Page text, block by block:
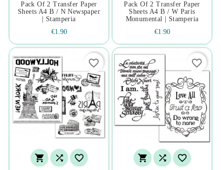
Pack Of 2 Transfer Paper
Sheets A4 B / N Newspaper
| Stamperia
€1.90
Pack Of 2 Transfer Paper
Sheets A4 B / W Paris
Monumental | Stamperia
€1.90
  
favorite_border
  
favorite_border